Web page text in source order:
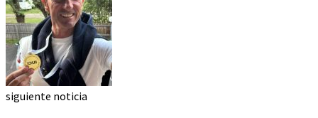
siguiente noticia